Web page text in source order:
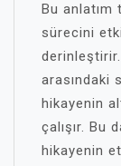
Bu anlatım
sürecini
arasındaki
hikayenin
çalışır. Bu
hikayenin